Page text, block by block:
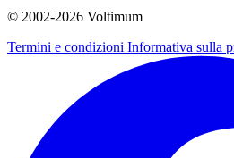
© 2002-2026 Voltimum
Termini e condizioni Informativa sulla